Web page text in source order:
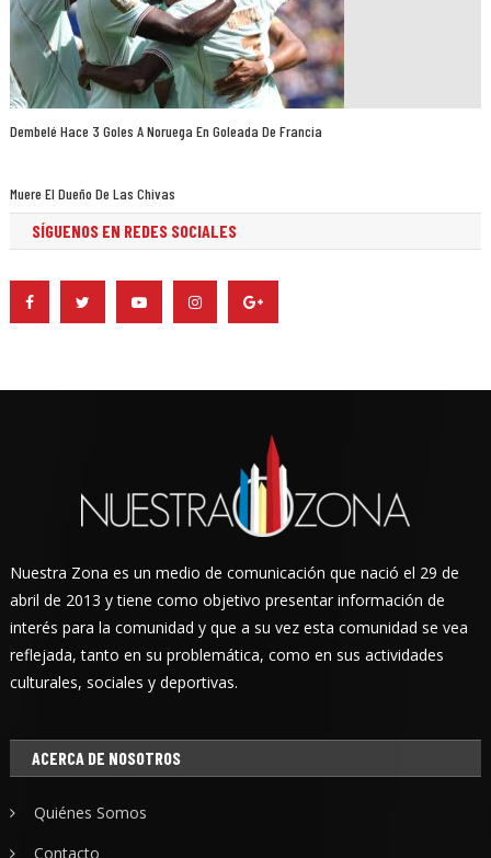
Dembelé Hace 3 Goles A Noruega En Goleada De Francia
Muere El Dueño De Las Chivas
SÍGUENOS EN REDES SOCIALES
Nuestra Zona es un medio de comunicación que nació el 29 de
abril de 2013 y tiene como objetivo presentar información de
interés para la comunidad y que a su vez esta comunidad se vea
reflejada, tanto en su problemática, como en sus actividades
culturales, sociales y deportivas.
ACERCA DE NOSOTROS
Quiénes Somos
Contacto